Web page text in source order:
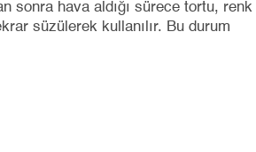
sonra hava aldığı sürece tortu,
süzülerek kullanılır. Bu durum